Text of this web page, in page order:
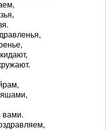
вами.